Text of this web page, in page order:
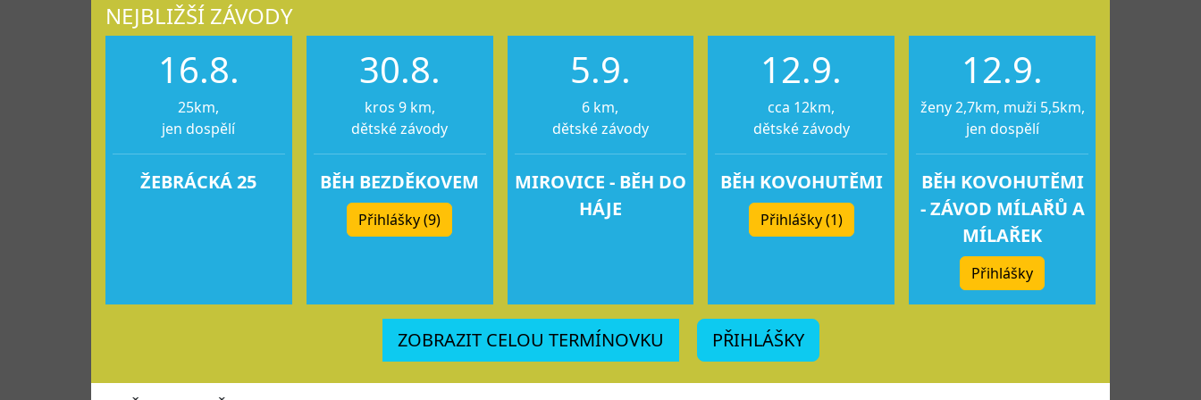
NEJBLIŽŠÍ ZÁVODY
16.8.
25km,
jen dospělí
ŽEBRÁCKÁ 25
30.8.
kros 9 km,
dětské závody
BĚH BEZDĚKOVEM
Přihlášky (9)
5.9.
6 km,
dětské závody
MIROVICE - BĚH DO
HÁJE
12.9.
cca 12km,
dětské závody
BĚH KOVOHUTĚMI
Přihlášky (1)
12.9.
ženy 2,7km, muži 5,5km,
jen dospělí
BĚH KOVOHUTĚMI
- ZÁVOD MÍLAŘŮ A
MÍLAŘEK
Přihlášky
ZOBRAZIT CELOU TERMÍNOVKU PŘIHLÁŠKY